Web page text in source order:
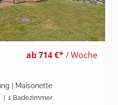
ab 714 €*/ Woche
| Maisonette
| 1 Badezimmer